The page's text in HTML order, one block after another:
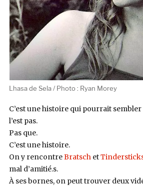
Lhasa de Sela / Photo : Ryan Morey
C’est une histoire qui pourrait
l’est pas.
Pas que.
C’est une histoire.
On y rencontreBratschet
mal d’amitié.s.
À ses bornes, on peut trouver deux